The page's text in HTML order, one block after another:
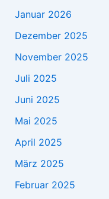
Januar 2026
Dezember 2025
November 2025
Juli 2025
Juni 2025
Mai 2025
April 2025
März 2025
Februar 2025